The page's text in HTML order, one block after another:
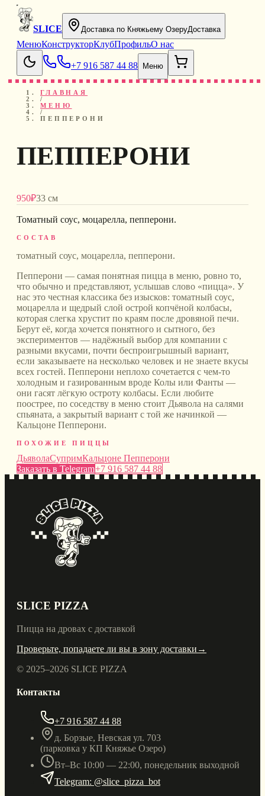
SLICE Доставка по Княжьему ОзеруДоставка
МенюКонструкторКлубПрофильО нас
+7 916 587 44 88 Меню
ГЛАВНАЯ
/
МЕНЮ
/
ПЕППЕРОНИ
ПЕППЕРОНИ
950₽33 см
Томатный соус, моцарелла, пепперони.
СОСТАВ
томатный соус, моцарелла, пепперони.
Пепперони — самая понятная пицца в меню, ровно то,
что обычно и представляют, услышав слово «пицца». У
нас это честная классика без изысков: томатный соус,
моцарелла и щедрый слой острой копчёной колбасы,
которая слегка хрустит по краям после дровяной печи.
Берут её, когда хочется понятного и сытного, без
экспериментов — надёжный выбор для компании с
разными вкусами, почти беспроигрышный вариант,
если заказываете на несколько человек и не знаете вкусы
всех гостей. Пепперони неплохо сочетается с чем-то
холодным и газированным вроде Колы или Фанты —
они гасят лёгкую остроту колбасы. Если любите
поострее, по соседству в меню стоит Дьявола на салями
спьяната, а закрытый вариант с той же начинкой —
Кальцоне Пепперони.
ПОХОЖИЕ ПИЦЦЫ
ДьяволаСупримКальцоне Пепперони
Заказать в Telegram+7 916 587 44 88
SLICE PIZZA
Пицца на дровах с доставкой
Проверьте, попадаете ли вы в зону доставки →
© 2025–2026 SLICE PIZZA
Контакты
+7 916 587 44 88
д. Борзые, Невская ул. 703
(парковка у КП Княжье Озеро)
Вт–Вс 10:00 — 22:00, понедельник выходной
Telegram: @slice_pizza_bot